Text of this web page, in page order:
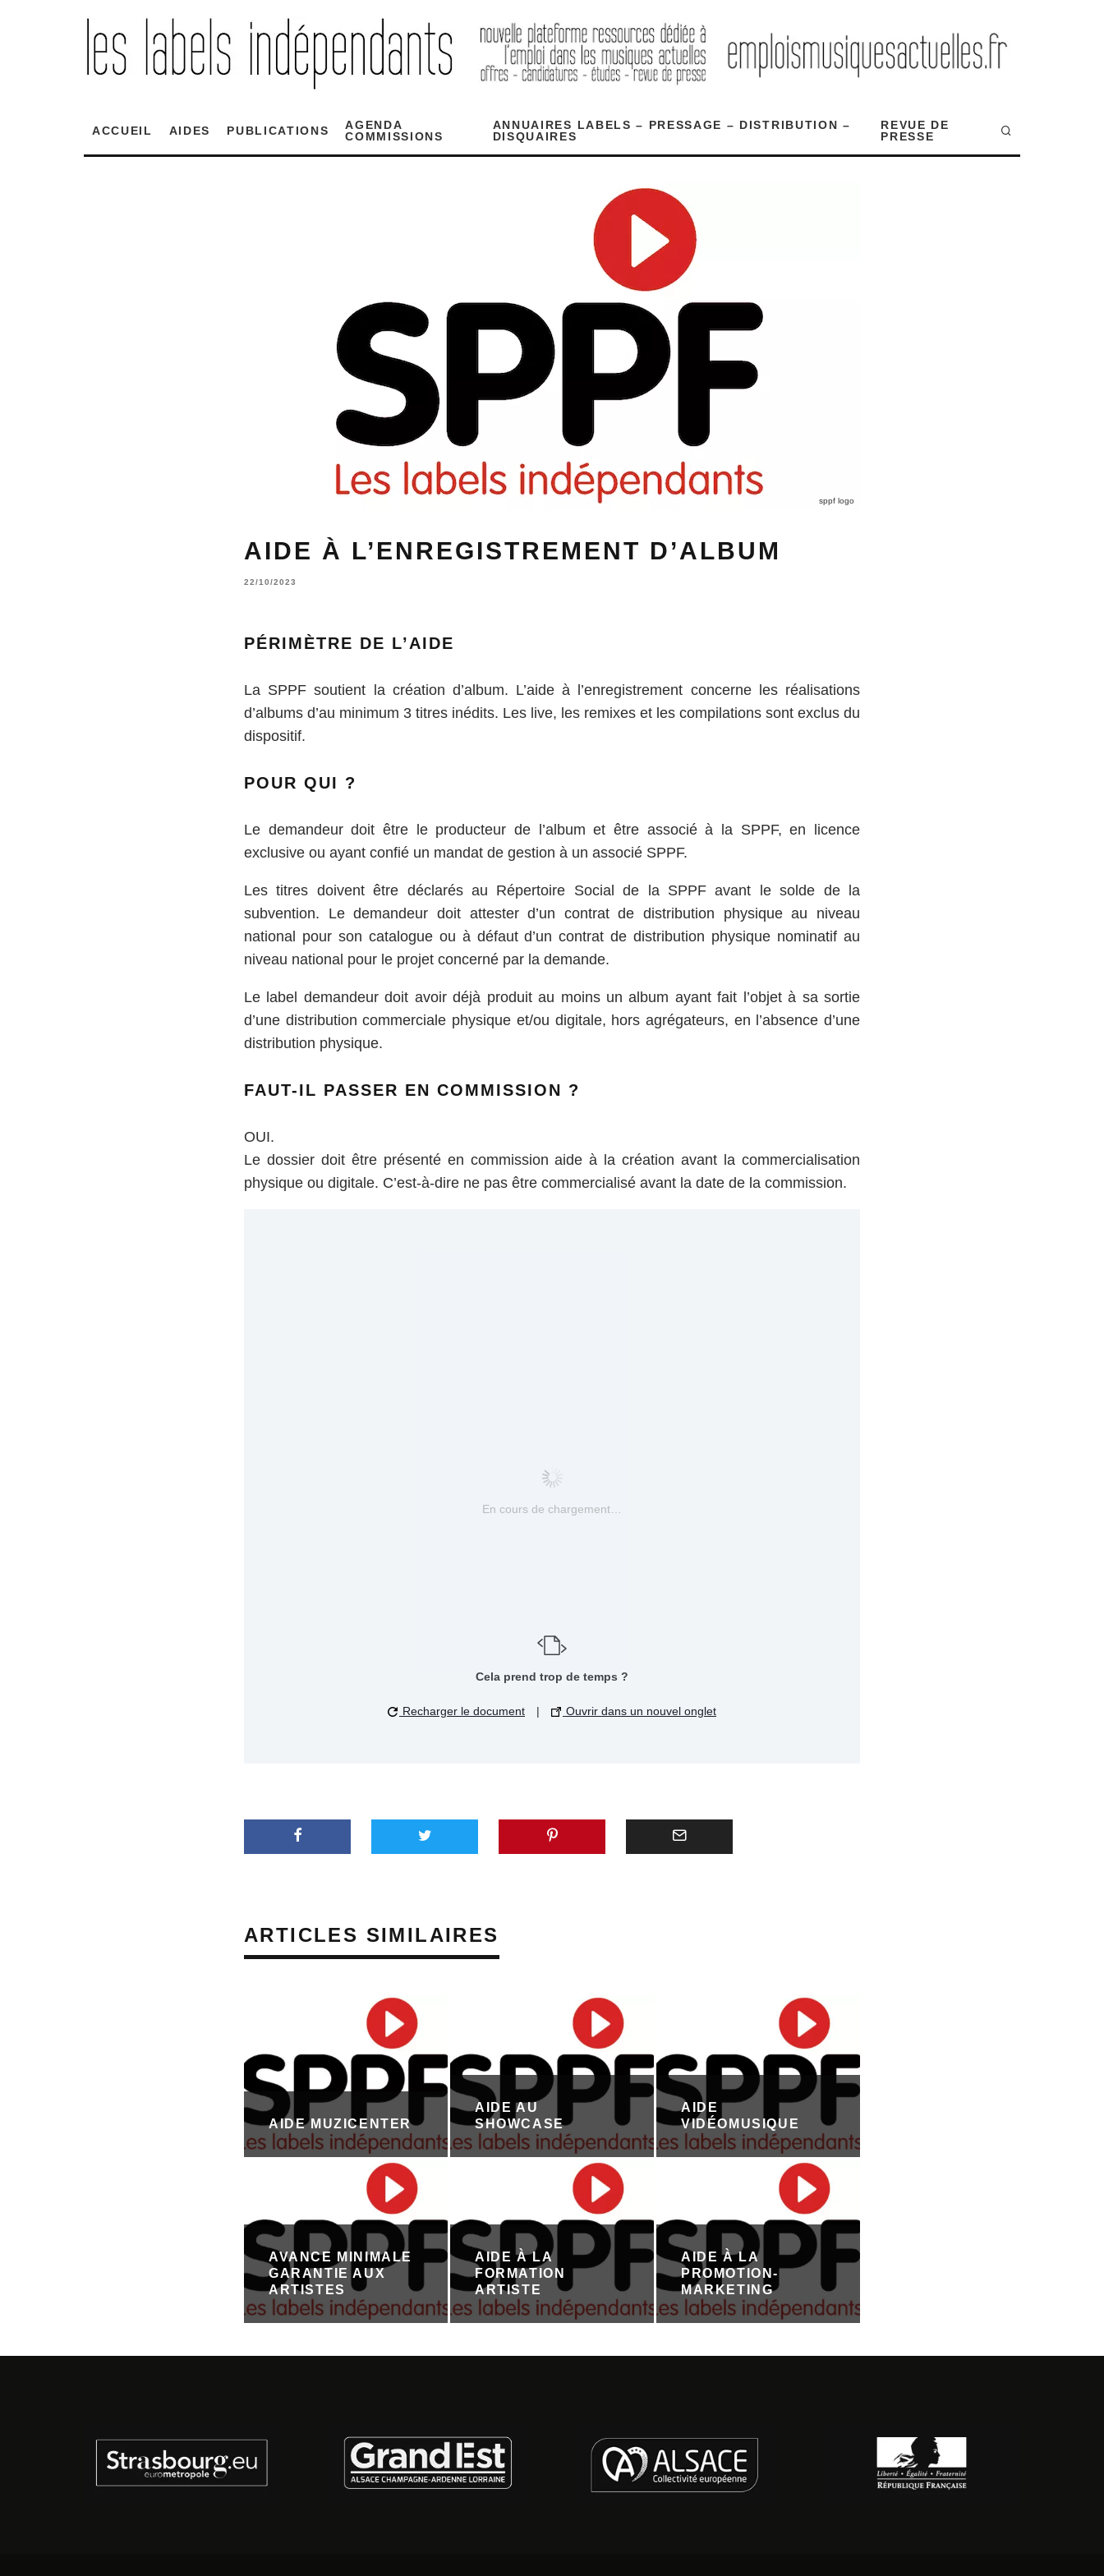
ACCUEIL AIDES PUBLICATIONS
AGENDA
COMMISSIONS
ANNUAIRES LABELS – PRESSAGE – DISTRIBUTION –
DISQUAIRES
REVUE DE
PRESSE
sppf logo
AIDE À L’ENREGISTREMENT D’ALBUM
22/10/2023
PÉRIMÈTRE DE L’AIDE
La SPPF soutient la création d’album. L’aide à l’enregistrement concerne les réalisations
d’albums d’au minimum 3 titres inédits. Les live, les remixes et les compilations sont exclus du
dispositif.
POUR QUI ?
Le demandeur doit être le producteur de l’album et être associé à la SPPF, en licence
exclusive ou ayant confié un mandat de gestion à un associé SPPF.
Les titres doivent être déclarés au Répertoire Social de la SPPF avant le solde de la
subvention. Le demandeur doit attester d’un contrat de distribution physique au niveau
national pour son catalogue ou à défaut d’un contrat de distribution physique nominatif au
niveau national pour le projet concerné par la demande.
Le label demandeur doit avoir déjà produit au moins un album ayant fait l’objet à sa sortie
d’une distribution commerciale physique et/ou digitale, hors agrégateurs, en l’absence d’une
distribution physique.
FAUT-IL PASSER EN COMMISSION ?
OUI.
Le dossier doit être présenté en commission aide à la création avant la commercialisation
physique ou digitale. C’est-à-dire ne pas être commercialisé avant la date de la commission.
En cours de chargement…
Cela prend trop de temps ?
Recharger le document | Ouvrir dans un nouvel onglet
ARTICLES SIMILAIRES
AIDE MUZICENTER
AIDE AU
SHOWCASE
AIDE
VIDÉOMUSIQUE
AVANCE MINIMALE
GARANTIE AUX
ARTISTES
AIDE À LA
FORMATION
ARTISTE
AIDE À LA
PROMOTION-
MARKETING